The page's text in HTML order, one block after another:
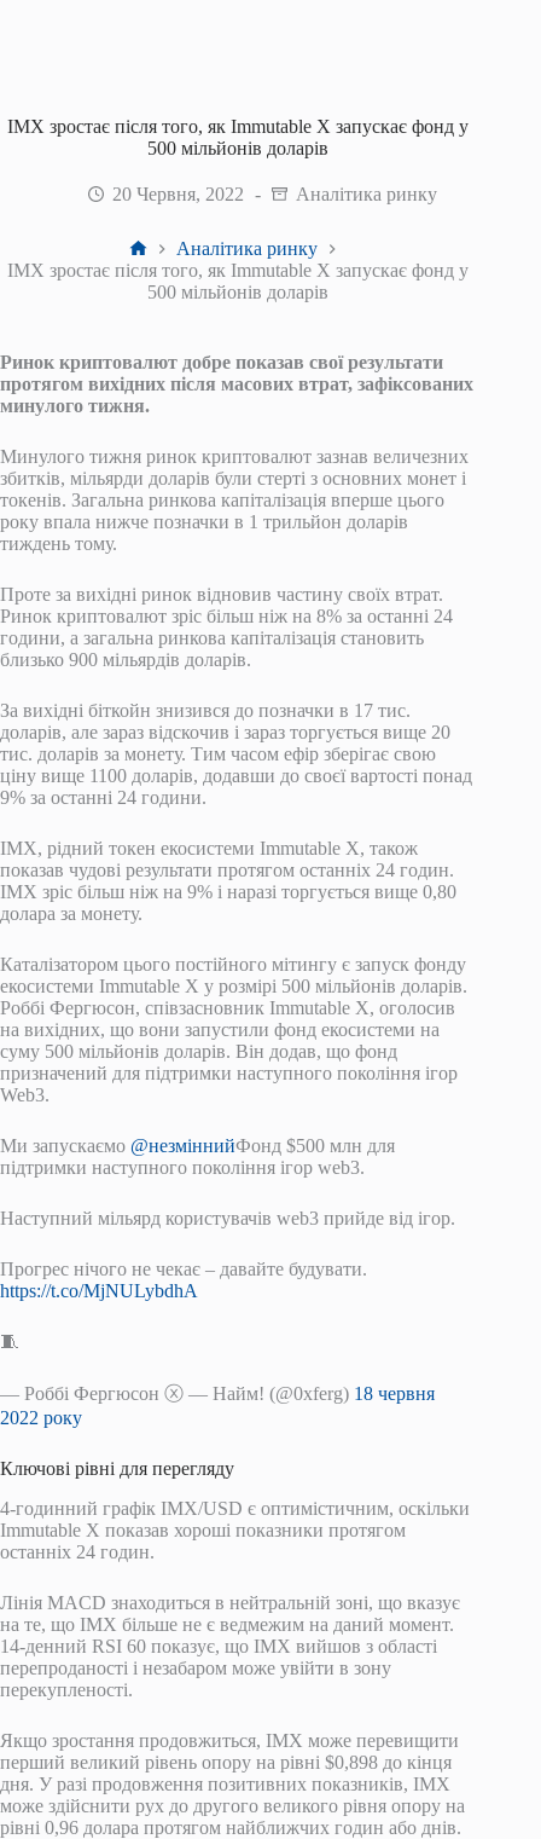
IMX зростає після того, як Immutable X запускає фонд у
500 мільйонів доларів
20 Червня, 2022 Аналітика ринку
Головна
Аналітика ринку
IMX зростає після того, як Immutable X запускає фонд у
500 мільйонів доларів
Ринок криптовалют добре показав свої результати
протягом вихідних після масових втрат, зафіксованих
минулого тижня.
Минулого тижня ринок криптовалют зазнав величезних
збитків, мільярди доларів були стерті з основних монет і
токенів. Загальна ринкова капіталізація вперше цього
року впала нижче позначки в 1 трильйон доларів
тиждень тому.
Проте за вихідні ринок відновив частину своїх втрат.
Ринок криптовалют зріс більш ніж на 8% за останні 24
години, а загальна ринкова капіталізація становить
близько 900 мільярдів доларів.
За вихідні біткойн знизився до позначки в 17 тис.
доларів, але зараз відскочив і зараз торгується вище 20
тис. доларів за монету. Тим часом ефір зберігає свою
ціну вище 1100 доларів, додавши до своєї вартості понад
9% за останні 24 години.
IMX, рідний токен екосистеми Immutable X, також
показав чудові результати протягом останніх 24 годин.
IMX зріс більш ніж на 9% і наразі торгується вище 0,80
долара за монету.
Каталізатором цього постійного мітингу є запуск фонду
екосистеми Immutable X у розмірі 500 мільйонів доларів.
Роббі Фергюсон, співзасновник Immutable X, оголосив
на вихідних, що вони запустили фонд екосистеми на
суму 500 мільйонів доларів. Він додав, що фонд
призначений для підтримки наступного покоління ігор
Web3.
Ми запускаємо @незміннийФонд $500 млн для
підтримки наступного покоління ігор web3.
Наступний мільярд користувачів web3 прийде від ігор.
Прогрес нічого не чекає – давайте будувати.
https://t.co/MjNULybdhA
🧵
— Роббі Фергюсон ⓧ — Найм! (@0xferg) 18 червня
2022 року
Ключові рівні для перегляду
4-годинний графік IMX/USD є оптимістичним, оскільки
Immutable X показав хороші показники протягом
останніх 24 годин.
Лінія MACD знаходиться в нейтральній зоні, що вказує
на те, що IMX більше не є ведмежим на даний момент.
14-денний RSI 60 показує, що IMX вийшов з області
перепроданості і незабаром може увійти в зону
перекупленості.
Якщо зростання продовжиться, IMX може перевищити
перший великий рівень опору на рівні $0,898 до кінця
дня. У разі продовження позитивних показників, IMX
може здійснити рух до другого великого рівня опору на
рівні 0,96 долара протягом найближчих годин або днів.